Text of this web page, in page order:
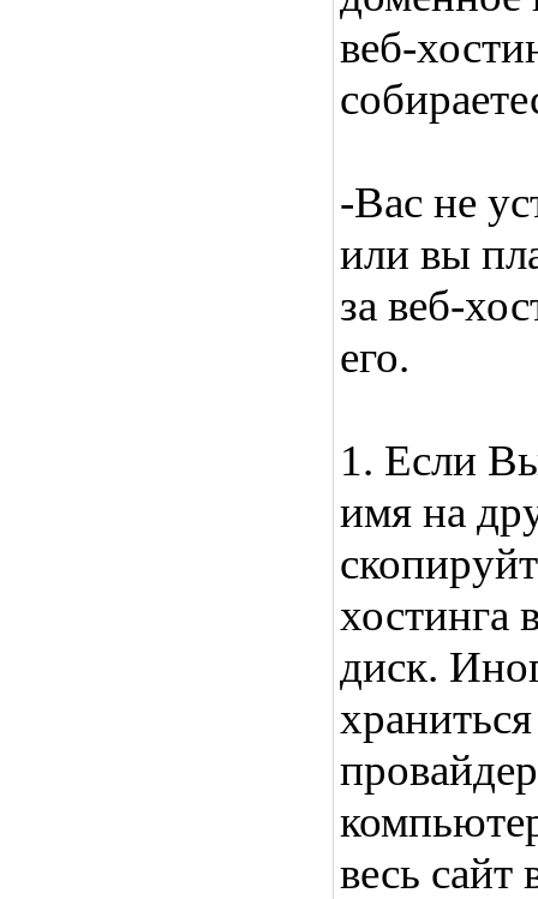
веб-
-Вас не
или вы
за веб-
его.
1. Если
имя на
хостинга
диск.
весь сайт